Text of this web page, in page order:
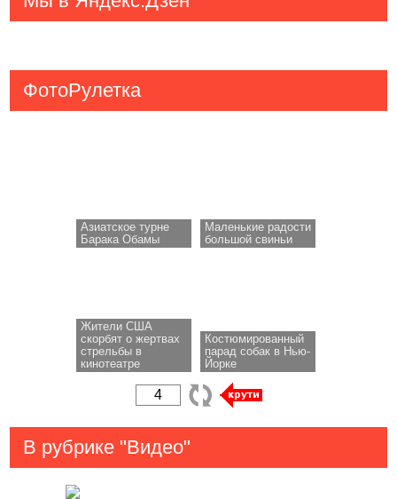
ФотоРулетка
Азиатское турне
Барака Обамы
Маленькие радости
большой свиньи
Жители США
скорбят о жертвах
стрельбы в
кинотеатре
Костюмированный
парад собак в Нью-
Йорке
В рубрике "Видео"